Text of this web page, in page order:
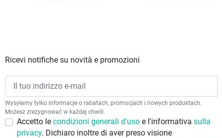
Ricevi notifiche su novità e promozioni
Wysyłamy tylko informacje o rabatach, promocjach i nowych produktach.
Możesz zrezygnować w każdej chwili.
Accetto le condizioni generali d'uso e l'informativa sulla
privacy. Dichiaro inoltre di aver preso visione